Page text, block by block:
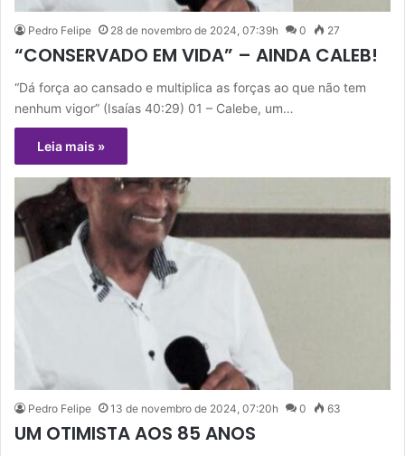
Pedro Felipe 28 de novembro de 2024, 07:39h 0 27
“CONSERVADO EM VIDA” – AINDA CALEB!
“Dá força ao cansado e multiplica as forças ao que não tem
nenhum vigor” (Isaías 40:29) 01 – Calebe, um…
Leia mais »
Pedro Felipe 13 de novembro de 2024, 07:20h 0 63
UM OTIMISTA AOS 85 ANOS